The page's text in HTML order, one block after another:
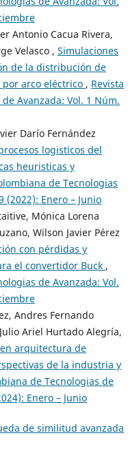
Antonio Cacua Rivera,
Velasco , Simulaciones
de la distribución de
arco eléctrico , Revista
Avanzada: Vol. 1 Núm.
Darío Fernández
logisticos del
heuristicas y
de Tecnologias
(2022): Enero – Junio
Mónica Lorena
Wilson Javier Pérez
con pérdidas y
el convertidor Buck ,
de Avanzada: Vol.
Andres Fernando
Ariel Hurtado Alegría,
arquitectura de
de la industria y
de Tecnologias de
Enero – Junio
de similitud avanzada